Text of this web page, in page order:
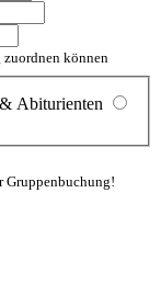
können
Abiturienten
Gruppenbuchung!